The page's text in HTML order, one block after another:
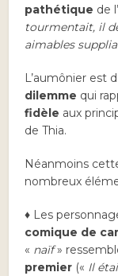
pathétique de
tourmentait, il
aimables
L’aumônier est
dilemme qui
fidèle aux
de Thia.
Néanmoins
nombreux
♦ Les
comique de
« naïf»
premier (« Il